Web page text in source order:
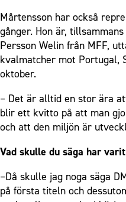
Mårtensson har också
gånger. Hon är,
Persson Welin från MFF,
kvalmatcher mot Portugal,
oktober.
– Det är alltid en stor ära
blir ett kvitto på att man
och att den miljön är
Vad skulle du säga har
–Då skulle jag noga säga
på första titeln och